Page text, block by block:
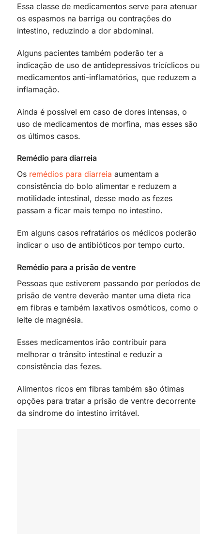
Essa classe de medicamentos serve para atenuar
os espasmos na barriga ou contrações do
intestino, reduzindo a dor abdominal.
Alguns pacientes também poderão ter a
indicação de uso de antidepressivos tricíclicos ou
medicamentos anti-inflamatórios, que reduzem a
inflamação.
Ainda é possível em caso de dores intensas, o
uso de medicamentos de morfina, mas esses são
os últimos casos.
Remédio para diarreia
Os remédios para diarreia aumentam a
consistência do bolo alimentar e reduzem a
motilidade intestinal, desse modo as fezes
passam a ficar mais tempo no intestino.
Em alguns casos refratários os médicos poderão
indicar o uso de antibióticos por tempo curto.
Remédio para a prisão de ventre
Pessoas que estiverem passando por períodos de
prisão de ventre deverão manter uma dieta rica
em fibras e também laxativos osmóticos, como o
leite de magnésia.
Esses medicamentos irão contribuir para
melhorar o trânsito intestinal e reduzir a
consistência das fezes.
Alimentos ricos em fibras também são ótimas
opções para tratar a prisão de ventre decorrente
da síndrome do intestino irritável.